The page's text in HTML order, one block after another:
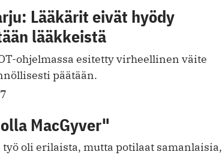
Lääkärit eivät hyödy
lääkkeistä
ohjelmassa esitetty virheellinen väite
päätään.
MacGyver"
työ oli erilaista, mutta potilaat samanlaisia,